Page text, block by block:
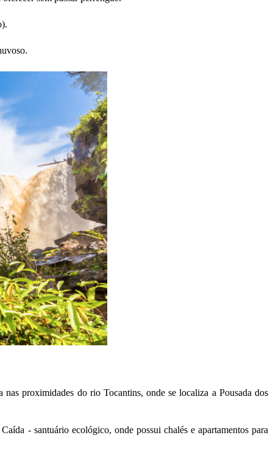
proximidades do rio Tocantins, onde se localiza a Pousada dos
- santuário ecológico, onde possui chalés e apartamentos para